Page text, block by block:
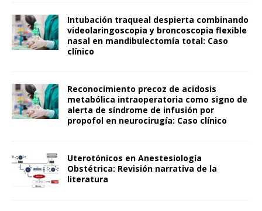
Intubación traqueal despierta combinando
videolaringoscopia y broncoscopia flexible
nasal en mandibulectomía total: Caso
clínico
Reconocimiento precoz de acidosis
metabólica intraoperatoria como signo de
alerta de síndrome de infusión por
propofol en neurocirugía: Caso clínico
Uterotónicos en Anestesiología
Obstétrica: Revisión narrativa de la
literatura